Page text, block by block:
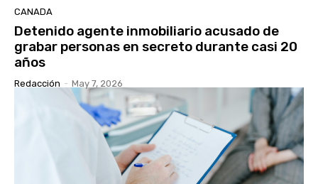
CANADA
Detenido agente inmobiliario acusado de
grabar personas en secreto durante casi 20
años
Redacción - May 7, 2026